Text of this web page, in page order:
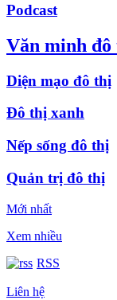
Podcast
Văn minh đô
Diện mạo đô thị
Đô thị xanh
Nếp sống đô thị
Quản trị đô thị
Mới nhất
Xem nhiều
RSS
Liên hệ